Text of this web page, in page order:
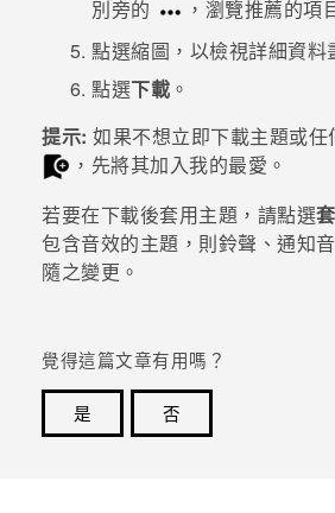
別旁的
，瀏覽推薦的項
點選縮圖，以檢視詳細資料
點選下載 。
提示: 如果不想立即下載主題或
，先將其加入我的最愛。
若要在下載後套用主題，請點選
包含音效的主題，則鈴聲、通知
隨之變更。
覺得這篇文章有用嗎？
是
否